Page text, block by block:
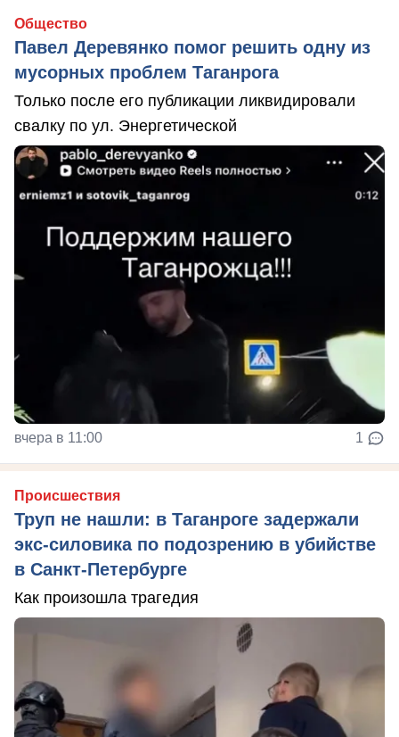
Общество
Павел Деревянко помог решить одну из
мусорных проблем Таганрога
Только после его публикации ликвидировали
свалку по ул. Энергетической
вчера в 11:00 1
Происшествия
Труп не нашли: в Таганроге задержали
экс-силовика по подозрению в убийстве
в Санкт-Петербурге
Как произошла трагедия